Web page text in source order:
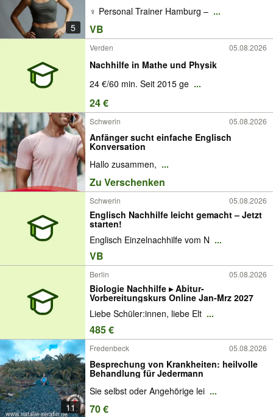
5
‍♀️ Personal Trainer Hamburg – ...
VB
Verden 05.08.2026
Nachhilfe in Mathe und Physik
24 €/60 min. Seit 2015 ge ...
24 €
Schwerin 05.08.2026
Anfänger sucht einfache Englisch
Konversation
Hallo zusammen, ...
Zu Verschenken
Schwerin 05.08.2026
Englisch Nachhilfe leicht gemacht – Jetzt
starten!
Englisch Einzelnachhilfe vom N ...
VB
Berlin 05.08.2026
Biologie Nachhilfe ▸ Abitur-
Vorbereitungskurs Online Jan-Mrz 2027
Liebe Schüler:innen, liebe Elt ...
485 €
11
Fredenbeck 05.08.2026
Besprechung von Krankheiten: heilvolle
Behandlung für Jedermann
Sie selbst oder Angehörige lei ...
70 €